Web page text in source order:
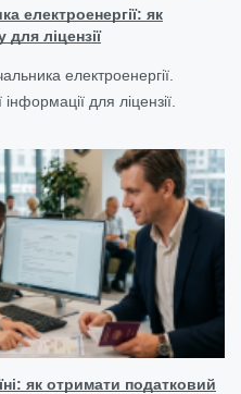
електроенергії: як
для ліцензії
електроенергії.
для ліцензії.
як отримати податковий